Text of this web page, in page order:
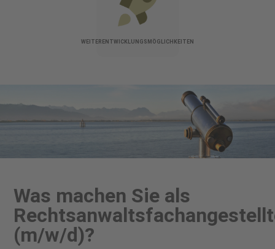
WEITERENTWICKLUNGSMÖGLICHKEITEN
Was machen Sie als
(m/w/d)?